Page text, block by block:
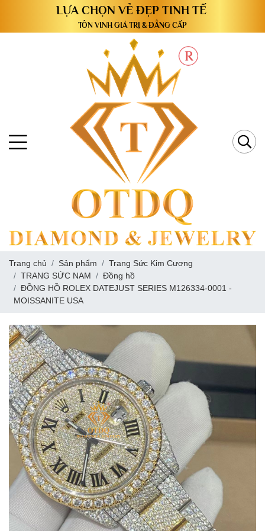
TÔN VINH GIÁ TRỊ & ĐẲNG CẤP
Trang chủ Sản phẩm
Trang Sức Kim Cương
TRANG SỨC NAM
Đồng hồ
ĐỒNG HỒ ROLEX DATEJUST SERIES M126334-0001 -
MOISSANITE USA